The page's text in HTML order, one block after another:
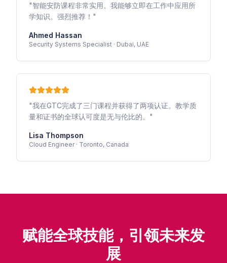
"智能安防课程非常实用。我能够立即在工作中应用所
学知识。强烈推荐！ "
Ahmed Hassan
Security Systems Specialist · Dubai, UAE
"我在GTC完成了三门课程并获得了两项认证。教学质
量和证书的全球认可度是无与伦比的。 "
Lisa Thompson
Cloud Engineer· Toronto, Canada
赋能全球技能，引领未来发
展